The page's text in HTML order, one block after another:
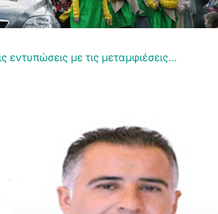
με τις μεταμφιέσεις…